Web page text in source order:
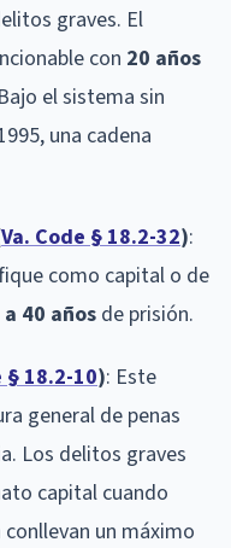
graves. El
con 20 años
el sistema sin
una cadena
Va. Code § 18.2-32):
como capital o de
a 40 años de prisión.
§ 18.2-10): Este
general de penas
Los delitos graves
capital cuando
un máximo